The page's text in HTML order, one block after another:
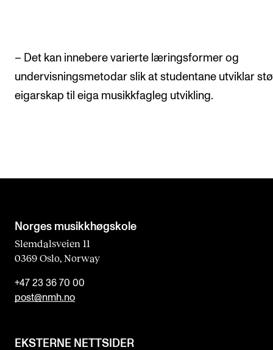
– Det kan innebere varierte læringsformer og
undervisningsmetodar slik at studentane utviklar
eigarskap til eiga musikkfagleg utvikling.
Norges musikk­høgskole
Slemdalsveien 11
0369 Oslo, Norway
+47 23 36 70 00
post@nmh.no
EKSTERNE NETTSIDER